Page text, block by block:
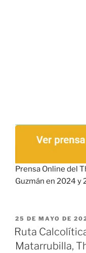
Prensa Online del
Guzmán en 2024 y
PUBLICADO
EL
25 DE MAYO DE
Ruta
Matarrubilla,